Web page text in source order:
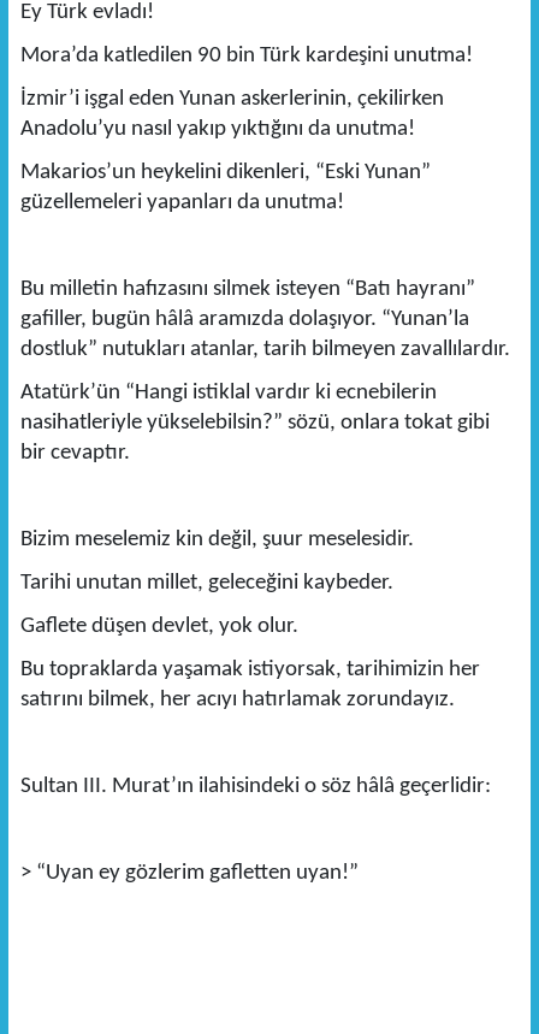
Ey Türk evladı!
Mora’da katledilen 90 bin Türk kardeşini unutma!
İzmir’i işgal eden Yunan askerlerinin, çekilirken
Anadolu’yu nasıl yakıp yıktığını da unutma!
Makarios’un heykelini dikenleri, “Eski Yunan”
güzellemeleri yapanları da unutma!
Bu milletin hafızasını silmek isteyen “Batı hayranı”
gafiller, bugün hâlâ aramızda dolaşıyor. “Yunan’la
dostluk” nutukları atanlar, tarih bilmeyen zavallılardır.
Atatürk’ün “Hangi istiklal vardır ki ecnebilerin
nasihatleriyle yükselebilsin?” sözü, onlara tokat gibi
bir cevaptır.
Bizim meselemiz kin değil, şuur meselesidir.
Tarihi unutan millet, geleceğini kaybeder.
Gaflete düşen devlet, yok olur.
Bu topraklarda yaşamak istiyorsak, tarihimizin her
satırını bilmek, her acıyı hatırlamak zorundayız.
Sultan III. Murat’ın ilahisindeki o söz hâlâ geçerlidir:
> “Uyan ey gözlerim gafletten uyan!”